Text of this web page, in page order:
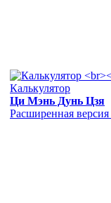
Калькулятор
Ци Мэнь Дунь Цзя
Расширенная версия